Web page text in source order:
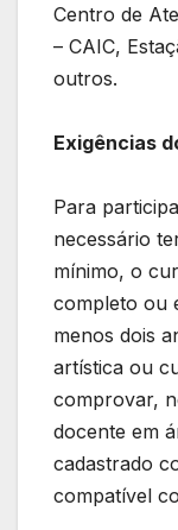
Centro de
– CAIC,
outros.
Exigências
Para
necessário
mínimo, o
completo ou
menos dois
artística ou
comprovar,
docente em
cadastrado
compatível